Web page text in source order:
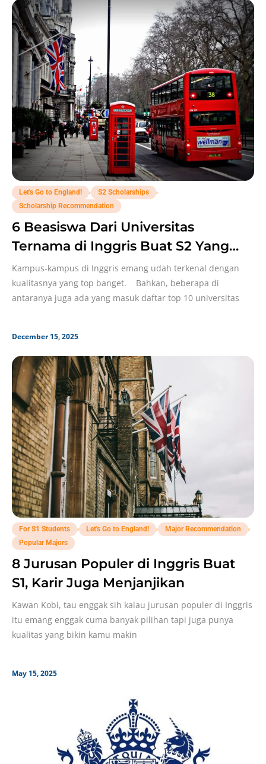
Let's Go to England! , S2 Scholarships
,
Scholarship Recommendation
6 Beasiswa Dari Universitas
Ternama di Inggris Buat S2 Yang
Perlu Kamu Tahu!
Kampus-kampus di Inggris emang udah terkenal dengan
kualitasnya yang top banget. Bahkan, beberapa di
antaranya juga ada yang masuk daftar top 10 universitas
December 15, 2025
For S1 Students , Let's Go to England! , Major Recommendation
,
Popular Majors
8 Jurusan Populer di Inggris Buat
S1, Karir Juga Menjanjikan
Kawan Kobi, tau enggak sih kalau jurusan populer di Inggris
itu emang enggak cuma banyak pilihan tapi juga punya
kualitas yang bikin kamu makin
May 15, 2025